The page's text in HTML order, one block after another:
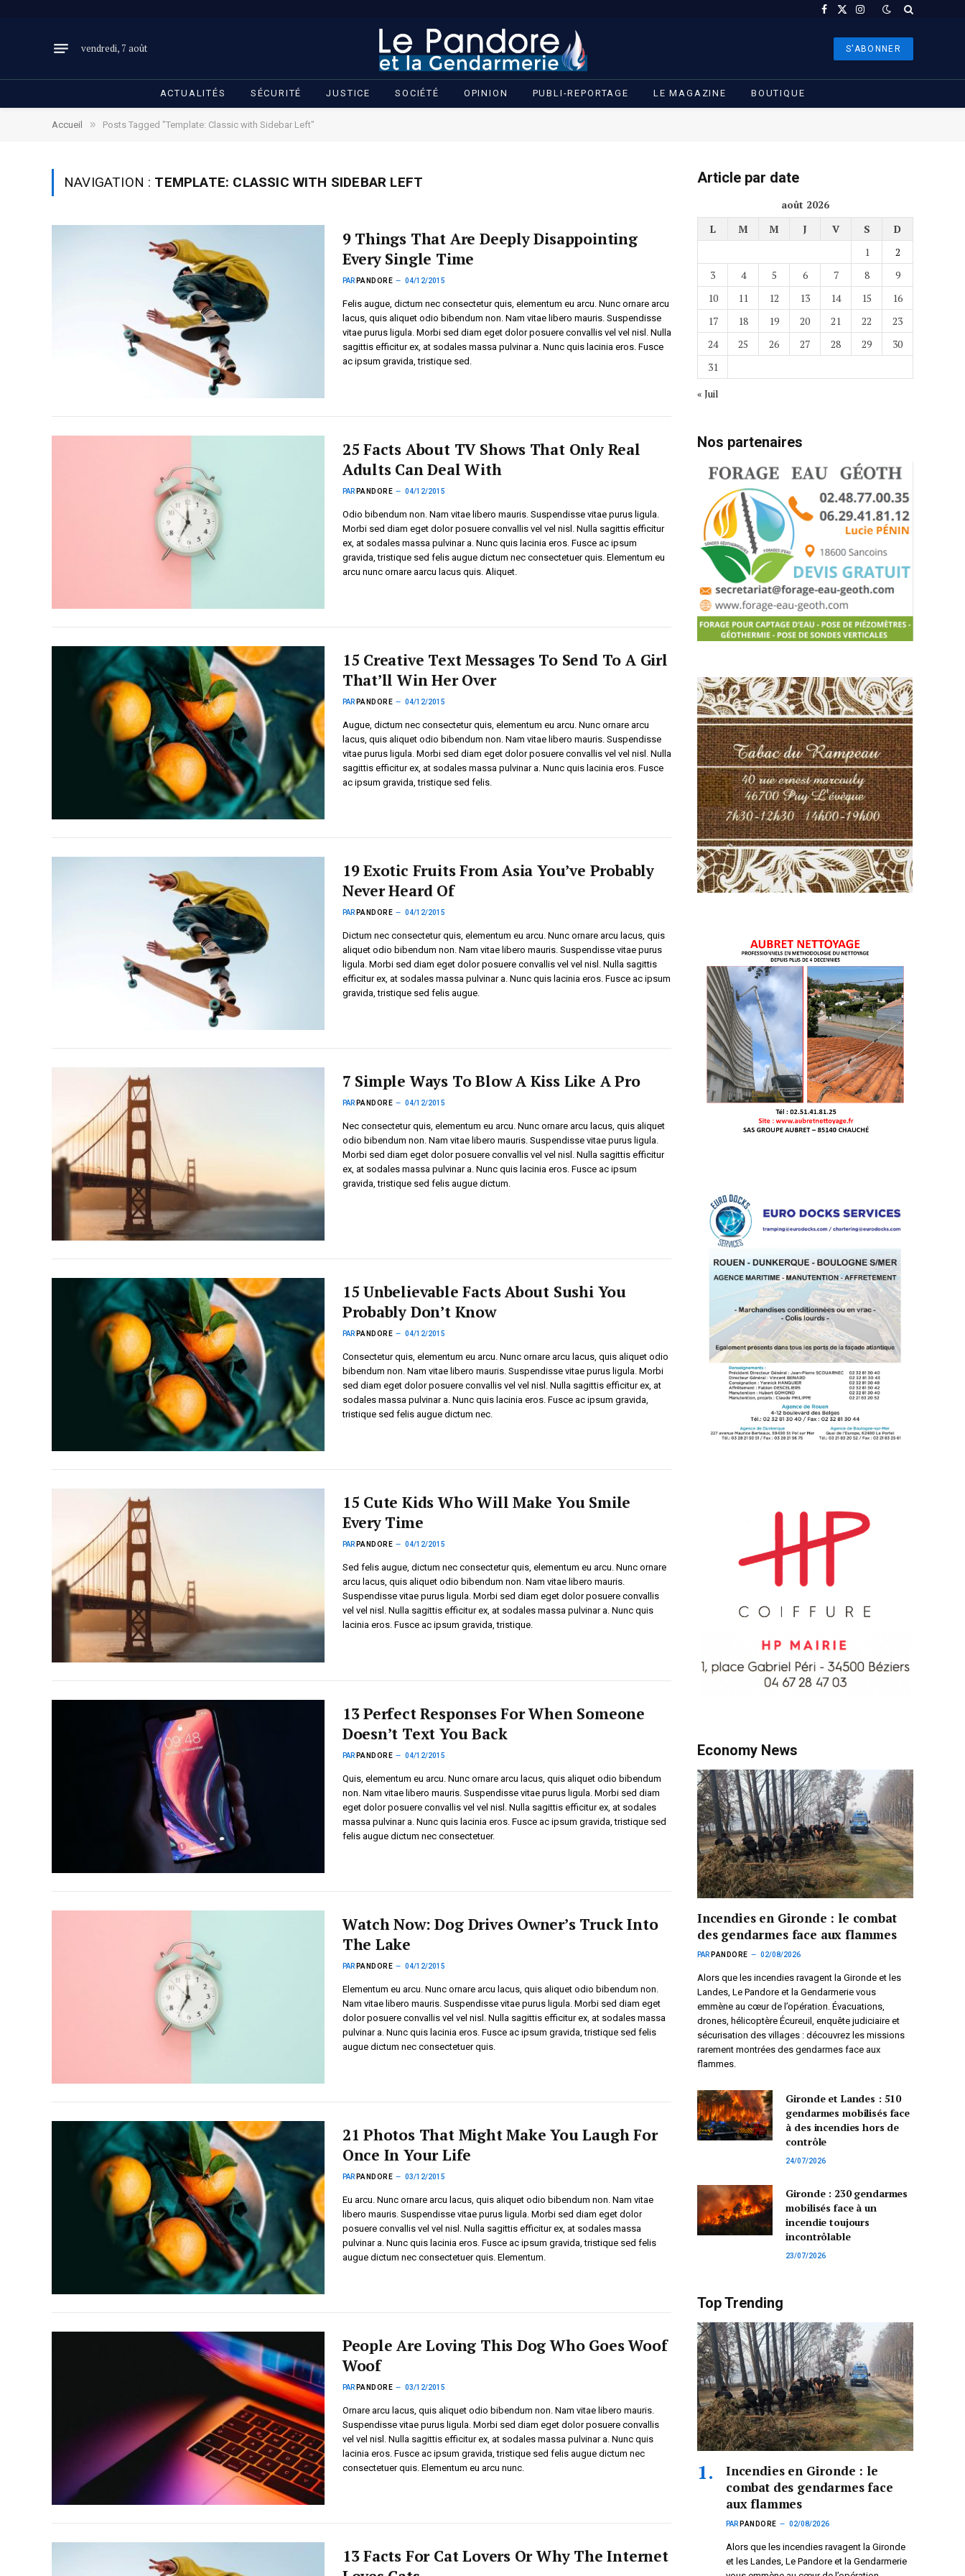
Facebook
X
Instagram
vendredi, 7 août S'ABONNER
ACTUALITÉS SÉCURITÉ JUSTICE SOCIÉTÉ OPINION PUBLI-REPORTAGE LE MAGAZINE BOUTIQUE
Accueil » Posts Tagged "Template: Classic with Sidebar Left"
NAVIGATION : TEMPLATE: CLASSIC WITH SIDEBAR LEFT
9 Things That Are Deeply Disappointing
Every Single Time
PAR PANDORE 04/12/2015
Felis augue, dictum nec consectetur quis, elementum eu arcu. Nunc ornare arcu
lacus, quis aliquet odio bibendum non. Nam vitae libero mauris. Suspendisse
vitae purus ligula. Morbi sed diam eget dolor posuere convallis vel vel nisl. Nulla
sagittis efficitur ex, at sodales massa pulvinar a. Nunc quis lacinia eros. Fusce
ac ipsum gravida, tristique sed.
25 Facts About TV Shows That Only Real
Adults Can Deal With
PAR PANDORE 04/12/2015
Odio bibendum non. Nam vitae libero mauris. Suspendisse vitae purus ligula.
Morbi sed diam eget dolor posuere convallis vel vel nisl. Nulla sagittis efficitur
ex, at sodales massa pulvinar a. Nunc quis lacinia eros. Fusce ac ipsum
gravida, tristique sed felis augue dictum nec consectetuer quis. Elementum eu
arcu nunc ornare aarcu lacus quis. Aliquet.
15 Creative Text Messages To Send To A Girl
That’ll Win Her Over
PAR PANDORE 04/12/2015
Augue, dictum nec consectetur quis, elementum eu arcu. Nunc ornare arcu
lacus, quis aliquet odio bibendum non. Nam vitae libero mauris. Suspendisse
vitae purus ligula. Morbi sed diam eget dolor posuere convallis vel vel nisl. Nulla
sagittis efficitur ex, at sodales massa pulvinar a. Nunc quis lacinia eros. Fusce
ac ipsum gravida, tristique sed felis.
19 Exotic Fruits From Asia You’ve Probably
Never Heard Of
PAR PANDORE 04/12/2015
Dictum nec consectetur quis, elementum eu arcu. Nunc ornare arcu lacus, quis
aliquet odio bibendum non. Nam vitae libero mauris. Suspendisse vitae purus
ligula. Morbi sed diam eget dolor posuere convallis vel vel nisl. Nulla sagittis
efficitur ex, at sodales massa pulvinar a. Nunc quis lacinia eros. Fusce ac ipsum
gravida, tristique sed felis augue.
7 Simple Ways To Blow A Kiss Like A Pro
PAR PANDORE 04/12/2015
Nec consectetur quis, elementum eu arcu. Nunc ornare arcu lacus, quis aliquet
odio bibendum non. Nam vitae libero mauris. Suspendisse vitae purus ligula.
Morbi sed diam eget dolor posuere convallis vel vel nisl. Nulla sagittis efficitur
ex, at sodales massa pulvinar a. Nunc quis lacinia eros. Fusce ac ipsum
gravida, tristique sed felis augue dictum.
15 Unbelievable Facts About Sushi You
Probably Don’t Know
PAR PANDORE 04/12/2015
Consectetur quis, elementum eu arcu. Nunc ornare arcu lacus, quis aliquet odio
bibendum non. Nam vitae libero mauris. Suspendisse vitae purus ligula. Morbi
sed diam eget dolor posuere convallis vel vel nisl. Nulla sagittis efficitur ex, at
sodales massa pulvinar a. Nunc quis lacinia eros. Fusce ac ipsum gravida,
tristique sed felis augue dictum nec.
15 Cute Kids Who Will Make You Smile
Every Time
PAR PANDORE 04/12/2015
Sed felis augue, dictum nec consectetur quis, elementum eu arcu. Nunc ornare
arcu lacus, quis aliquet odio bibendum non. Nam vitae libero mauris.
Suspendisse vitae purus ligula. Morbi sed diam eget dolor posuere convallis
vel vel nisl. Nulla sagittis efficitur ex, at sodales massa pulvinar a. Nunc quis
lacinia eros. Fusce ac ipsum gravida, tristique.
13 Perfect Responses For When Someone
Doesn’t Text You Back
PAR PANDORE 04/12/2015
Quis, elementum eu arcu. Nunc ornare arcu lacus, quis aliquet odio bibendum
non. Nam vitae libero mauris. Suspendisse vitae purus ligula. Morbi sed diam
eget dolor posuere convallis vel vel nisl. Nulla sagittis efficitur ex, at sodales
massa pulvinar a. Nunc quis lacinia eros. Fusce ac ipsum gravida, tristique sed
felis augue dictum nec consectetuer.
Watch Now: Dog Drives Owner’s Truck Into
The Lake
PAR PANDORE 04/12/2015
Elementum eu arcu. Nunc ornare arcu lacus, quis aliquet odio bibendum non.
Nam vitae libero mauris. Suspendisse vitae purus ligula. Morbi sed diam eget
dolor posuere convallis vel vel nisl. Nulla sagittis efficitur ex, at sodales massa
pulvinar a. Nunc quis lacinia eros. Fusce ac ipsum gravida, tristique sed felis
augue dictum nec consectetuer quis.
21 Photos That Might Make You Laugh For
Once In Your Life
PAR PANDORE 03/12/2015
Eu arcu. Nunc ornare arcu lacus, quis aliquet odio bibendum non. Nam vitae
libero mauris. Suspendisse vitae purus ligula. Morbi sed diam eget dolor
posuere convallis vel vel nisl. Nulla sagittis efficitur ex, at sodales massa
pulvinar a. Nunc quis lacinia eros. Fusce ac ipsum gravida, tristique sed felis
augue dictum nec consectetuer quis. Elementum.
People Are Loving This Dog Who Goes Woof
Woof
PAR PANDORE 03/12/2015
Ornare arcu lacus, quis aliquet odio bibendum non. Nam vitae libero mauris.
Suspendisse vitae purus ligula. Morbi sed diam eget dolor posuere convallis
vel vel nisl. Nulla sagittis efficitur ex, at sodales massa pulvinar a. Nunc quis
lacinia eros. Fusce ac ipsum gravida, tristique sed felis augue dictum nec
consectetuer quis. Elementum eu arcu nunc.
13 Facts For Cat Lovers Or Why The Internet
Article par date
août 2026
L
M M J V S
D
1
2
3
4 5 6 7 8
9
10
11 12 13 14 15
16
17
18 19 20 21 22
23
24
25 26 27 28 29
30
31
« Juil
Nos partenaires
Economy News
Incendies en Gironde : le combat
des gendarmes face aux flammes
PAR PANDORE 02/08/2026
Alors que les incendies ravagent la Gironde et les
Landes, Le Pandore et la Gendarmerie vous
emmène au cœur de l’opération. Évacuations,
drones, hélicoptère Écureuil, enquête judiciaire et
sécurisation des villages : découvrez les missions
rarement montrées des gendarmes face aux
flammes.
Gironde et Landes : 510
gendarmes mobilisés face
à des incendies hors de
contrôle
24/07/2026
Gironde : 230 gendarmes
mobilisés face à un
incendie toujours
incontrôlable
23/07/2026
Top Trending
Incendies en Gironde : le
combat des gendarmes face
aux flammes
PAR PANDORE 02/08/2026
Alors que les incendies ravagent la Gironde
et les Landes, Le Pandore et la Gendarmerie